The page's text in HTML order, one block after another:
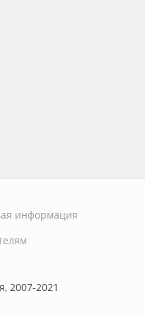
информация
2007-2021